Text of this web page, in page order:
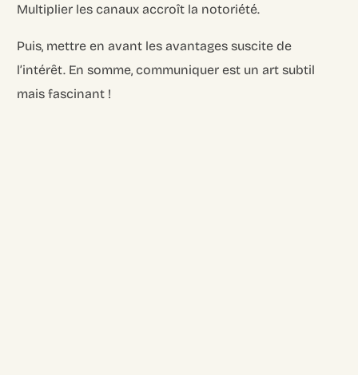
Multiplier les canaux accroît la notoriété.
Puis, mettre en avant les avantages suscite de
l’intérêt. En somme, communiquer est un art subtil
mais fascinant !